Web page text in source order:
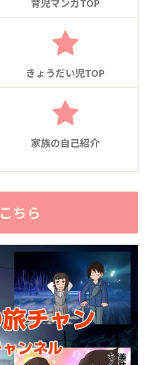
育児マンガTOP
きょうだい児TOP
家族の自己紹介
ちら